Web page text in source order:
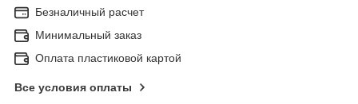
Безналичный расчет
Минимальный заказ
Оплата пластиковой картой
Все условия оплаты